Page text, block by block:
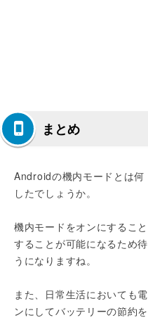
まとめ
Androidの機内モードとは
したでしょうか。
機内モードをオンにするこ
することが可能になるため
うになりますね。
また、日常生活においても
ンにしてバッテリーの節約